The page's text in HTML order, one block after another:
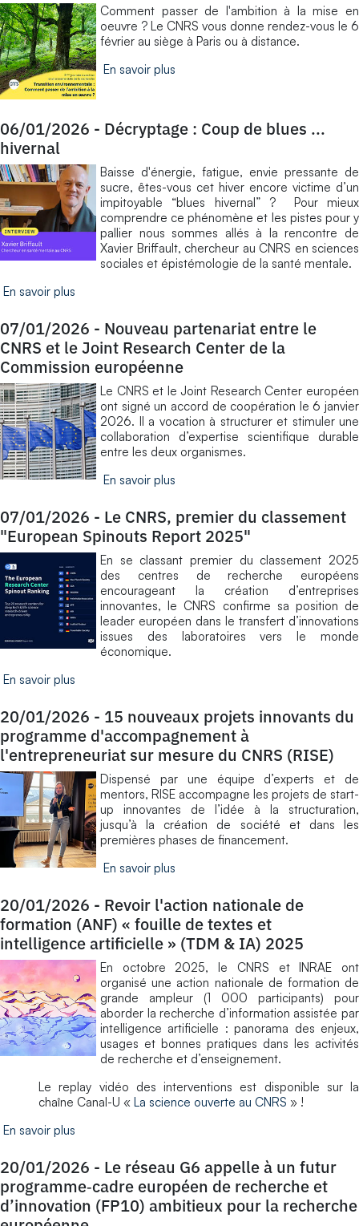
​Comment passer de l'ambition à la mise en
oeuvre ? Le CNRS vous donne rendez-vous le 6
février au siège à Paris ou à distance.
En savoir plus
06/01/2026 - Décryptage : Coup de blues ...
hivernal
Baisse d'énergie, fatigue, envie pressante de
sucre, êtes-vous cet hiver encore victime d’un
impitoyable “blues hivernal” ? Pour mieux
comprendre ce phénomène et les pistes pour y
pallier nous sommes allés à la rencontre de
Xavier Briffault, chercheur au CNRS en sciences
sociales et épistémologie de la santé mentale.
En savoir plus
07/01/2026 - Nouveau partenariat entre le
CNRS et le Joint Research Center de la
Commission européenne
Le CNRS et le Joint Research Center européen
ont signé un accord de coopération le 6 janvier
2026. Il a vocation à structurer et stimuler une
collaboration d’expertise scientifique durable
entre les deux organismes.
En savoir plus
07/01/2026 - Le CNRS, premier du classement
"European Spinouts Report 2025"
En se classant premier du classement 2025
des centres de recherche européens
encourageant la création d’entreprises
innovantes, le CNRS confirme sa position de
leader européen dans le transfert d’innovations
issues des laboratoires vers le monde
économique.
En savoir plus
20/01/2026 - 15 nouveaux projets innovants du
programme d'accompagnement à
l'entrepreneuriat sur mesure du CNRS (RISE)
Dispensé par une équipe d’experts et de
mentors, RISE accompagne les projets de start-
up innovantes de l’idée à la structuration,
jusqu’à la création de société et dans les
premières phases de financement.
En savoir plus
20/01/2026 - Revoir l'action nationale de
formation (ANF) « fouille de textes et
intelligence artificielle » (TDM & IA) 2025
En octobre 2025, le CNRS et INRAE ont
organisé une action nationale de formation de
grande ampleur (1 000 participants) pour
aborder la recherche d’information assistée par
intelligence artificielle : panorama des enjeux,
usages et bonnes pratiques dans les activités
de recherche et d’enseignement.
Le replay vidéo des interventions est disponible sur la
chaîne Canal-U « La science ouverte au CNRS » !
En savoir plus
20/01/2026 - Le réseau G6 appelle à un futur
programme‑cadre européen de recherche et
d’innovation (FP10) ambitieux pour la recherche